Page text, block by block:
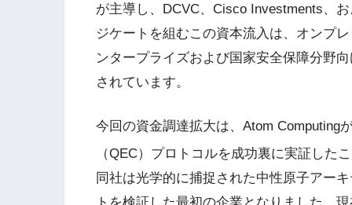
が主導し、DCVC、Cisco Investments、
ジケートを組むこの資本流入は、オンプ
ンタープライズおよび国家安全保障分野
されています。
今回の資金調達拡大は、Atom Computing
（QEC）プロトコルを成功裏に実証した
同社は光学的に捕捉された中性原子アー